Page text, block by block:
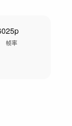
25p
帧率